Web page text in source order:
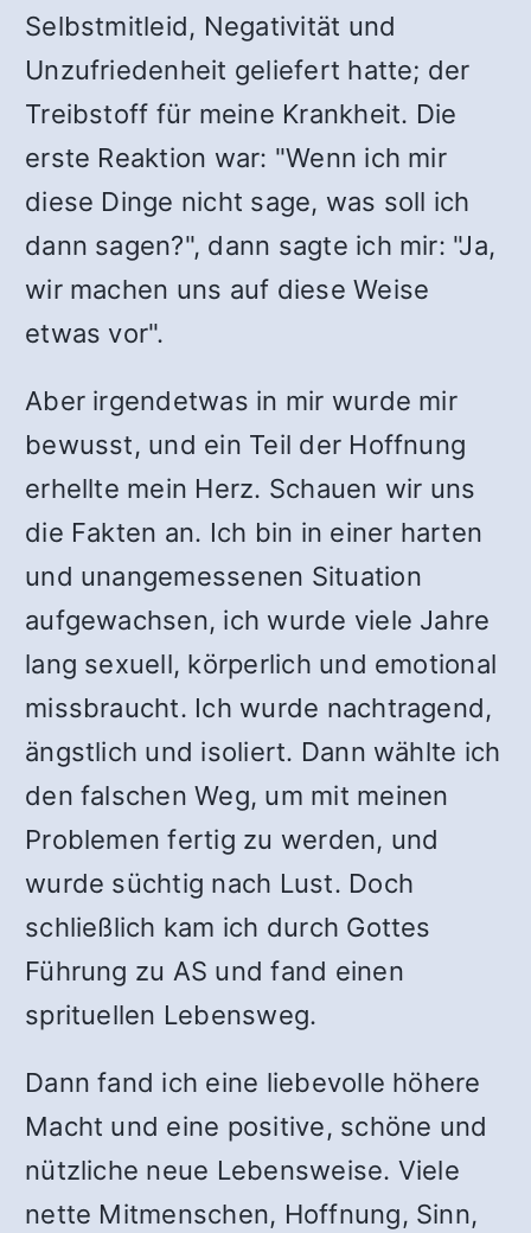
Selbstmitleid, Negativität und
Unzufriedenheit geliefert hatte; der
Treibstoff für meine Krankheit. Die
erste Reaktion war: "Wenn ich mir
diese Dinge nicht sage, was soll ich
dann sagen?", dann sagte ich mir: "Ja,
wir machen uns auf diese Weise
etwas vor".
Aber irgendetwas in mir wurde mir
bewusst, und ein Teil der Hoffnung
erhellte mein Herz. Schauen wir uns
die Fakten an. Ich bin in einer harten
und unangemessenen Situation
aufgewachsen, ich wurde viele Jahre
lang sexuell, körperlich und emotional
missbraucht. Ich wurde nachtragend,
ängstlich und isoliert. Dann wählte ich
den falschen Weg, um mit meinen
Problemen fertig zu werden, und
wurde süchtig nach Lust. Doch
schließlich kam ich durch Gottes
Führung zu AS und fand einen
sprituellen Lebensweg.
Dann fand ich eine liebevolle höhere
Macht und eine positive, schöne und
nützliche neue Lebensweise. Viele
nette Mitmenschen, Hoffnung, Sinn,